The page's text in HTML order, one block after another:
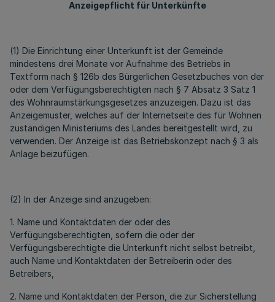
Anzeigepflicht für Unterkünfte
(1) Die Einrichtung einer Unterkunft ist der Gemeinde
mindestens drei Monate vor Aufnahme des Betriebs in
Textform nach § 126b des Bürgerlichen Gesetzbuches von der
oder dem Verfügungsberechtigten nach § 7 Absatz 3 Satz 1
des Wohnraumstärkungsgesetzes anzuzeigen. Dazu ist das
Anzeigemuster, welches auf der Internetseite des für Wohnen
zuständigen Ministeriums des Landes bereitgestellt wird, zu
verwenden. Der Anzeige ist das Betriebskonzept nach § 3 als
Anlage beizufügen.
(2) In der Anzeige sind anzugeben:
1. Name und Kontaktdaten der oder des
Verfügungsberechtigten, sofern die oder der
Verfügungsberechtigte die Unterkunft nicht selbst betreibt,
auch Name und Kontaktdaten der Betreiberin oder des
Betreibers,
2. Name und Kontaktdaten der Person, die zur Sicherstellung